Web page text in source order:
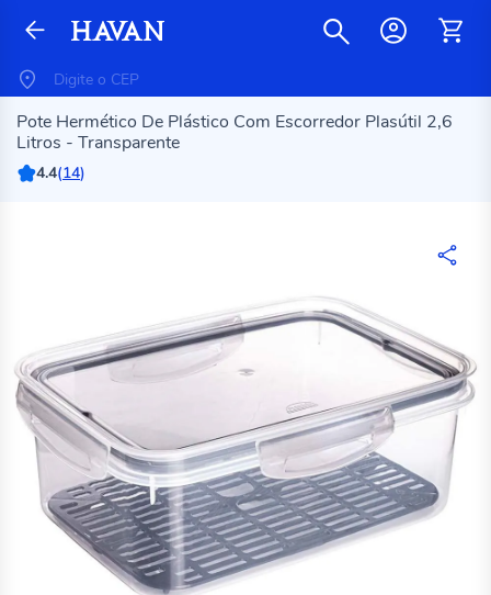
Pote Hermético De Plástico Com Escorredor Plasútil 2,6
Litros - Transparente
4.4(14)